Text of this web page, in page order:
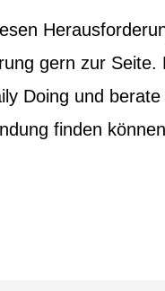
gern zur Seite.
Doing und
finden